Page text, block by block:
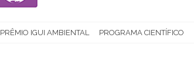
PRÊMIO IGUI AMBIENTAL PROGRAMA CIENTÍFICO